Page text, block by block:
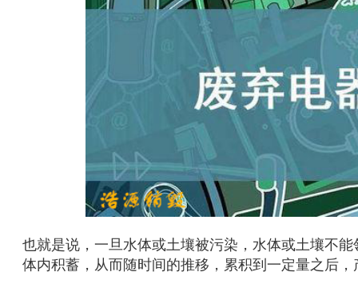
也就是说，一旦水体或土壤被污染，水体或土壤不
体内积蓄，从而随时间的推移，累积到一定量之后